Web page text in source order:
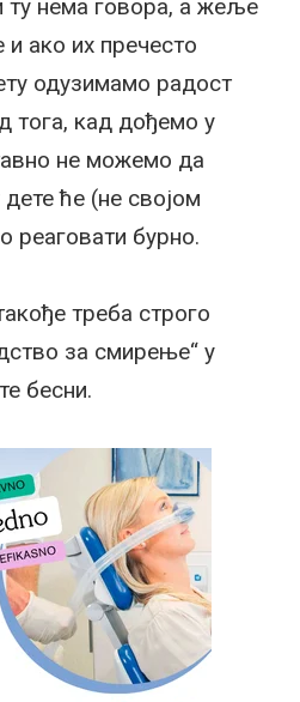
ту нема говора, а жеље
и ако их пречесто
одузимамо радост
тога, кад дођемо у
не можемо да
ће (не својом
реаговати бурно.
треба строго
за смирење“ у
бесни.